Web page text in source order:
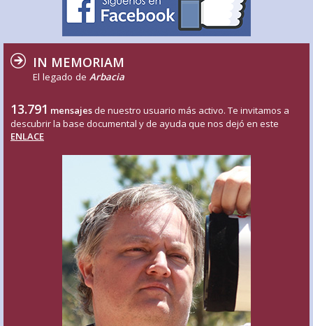
IN MEMORIAM
El legado de Arbacia
13.791 mensajes de nuestro usuario más activo. Te invitamos a
descubrir la base documental y de ayuda que nos dejó en este
ENLACE